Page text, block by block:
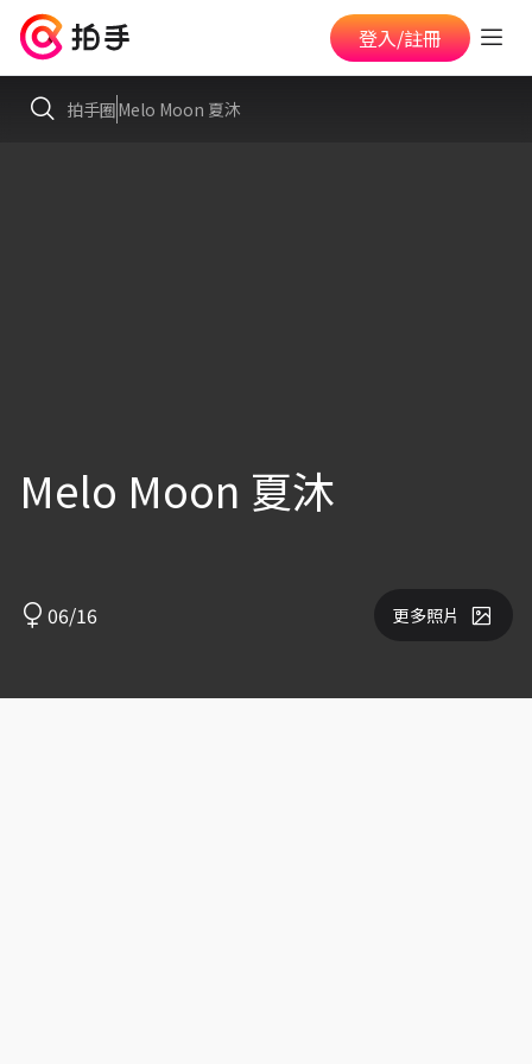
登入/註冊
拍手圈Melo Moon 夏沐
Melo Moon 夏沐
06/16 更多照片